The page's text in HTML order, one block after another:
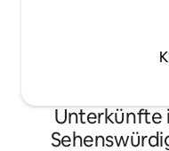
Unterkünfte